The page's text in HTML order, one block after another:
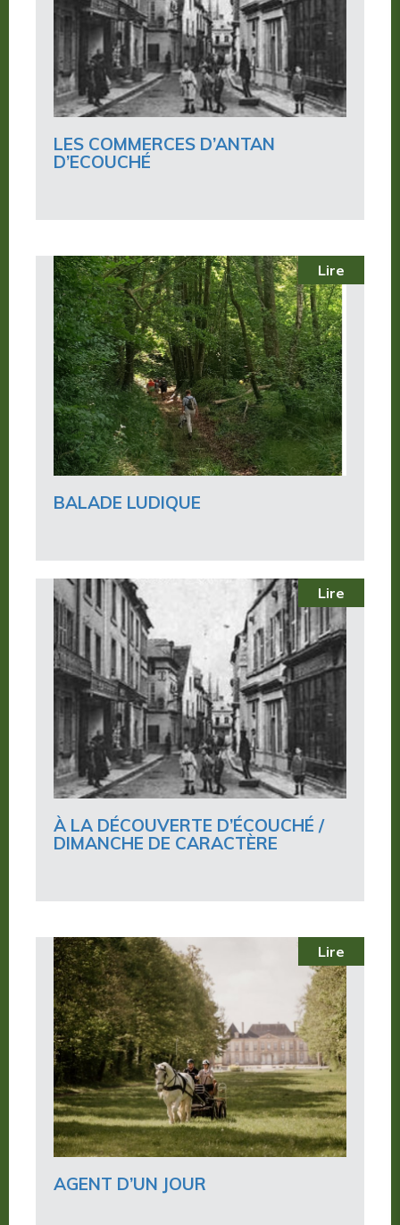
LES COMMERCES D’ANTAN
D’ECOUCHÉ
Lire
BALADE LUDIQUE
Lire
À LA DÉCOUVERTE D’ÉCOUCHÉ /
DIMANCHE DE CARACTÈRE
Lire
AGENT D’UN JOUR